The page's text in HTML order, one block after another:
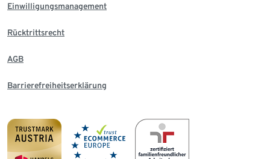
Einwilligungsmanagement
Rücktrittsrecht
AGB
Barrierefreiheitserklärung